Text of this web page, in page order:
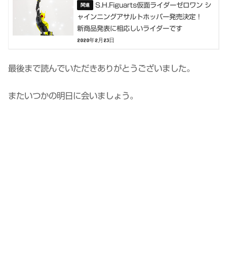
S.H.Figuarts仮面ライダーゼロワン シ
ャインニングアサルトホッパー発売決定！
新商品発表に相応しいライダーです
2020年2月23日
最後まで読んでいただきありがとうございました。
またいつかの明日に会いましょう。